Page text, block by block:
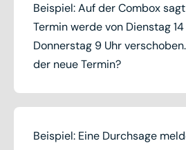
Beispiel: Auf der Combox
Termin werde von Dienstag
Donnerstag 9 Uhr
der neue Termin?
Beispiel: Eine Durchsage